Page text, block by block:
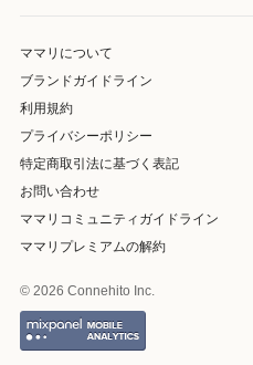
ママリについて
ブランドガイドライン
利用規約
プライバシーポリシー
特定商取引法に基づく表記
お問い合わせ
ママリコミュニティガイドライン
ママリプレミアムの解約
© 2026 Connehito Inc.